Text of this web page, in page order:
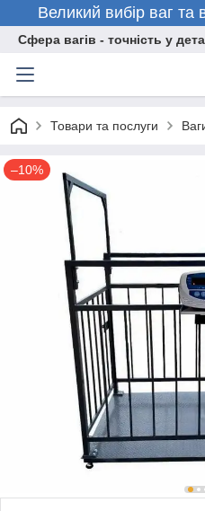
Великий вибір ваг та
Сфера вагів - точність у
Товари та послуги
–10%